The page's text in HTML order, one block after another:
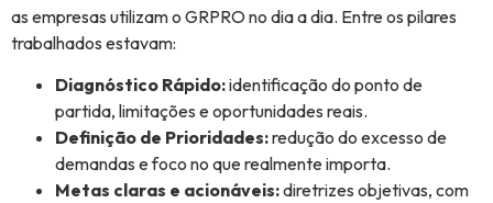
as empresas utilizam o GRPRO no dia a dia. Entre os pilares
trabalhados estavam:
Diagnóstico Rápido:identificação do ponto de
partida, limitações e oportunidades reais.
Definição de Prioridades:redução do excesso de
demandas e foco no que realmente importa.
Metas claras e acionáveis:diretrizes objetivas, com